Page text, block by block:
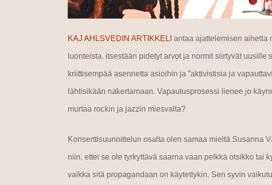
KAJ AHLSVEDIN ARTIKKELI antaa ajattelemisen aihetta
luonteista, itsestään pidetyt arvot ja normit siirtyvät
kriittisempää asennetta asioihin ja ”aktivistisia ja
lähtisikään nakertamaan. Vapautusprosessi lienee jo
murtaa rockin ja jazzin miesvalta?
Konserttisuunnittelun osalta olen samaa mieltä Susanna
niin, ettei se ole tyrkyttävä saarna vaan pelkkä otsikko tai
vaikka sitä propagandaan on käytettykin. Sen syvin